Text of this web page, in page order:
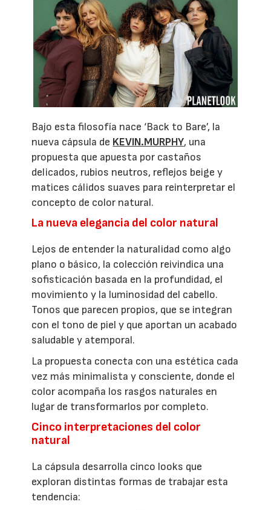
Bajo esta filosofía nace ‘Back to Bare’, la
nueva cápsula de KEVIN.MURPHY, una
propuesta que apuesta por castaños
delicados, rubios neutros, reflejos beige y
matices cálidos suaves para reinterpretar el
concepto de color natural.
La nueva elegancia del color natural
Lejos de entender la naturalidad como algo
plano o básico, la colección reivindica una
sofisticación basada en la profundidad, el
movimiento y la luminosidad del cabello.
Tonos que parecen propios, que se integran
con el tono de piel y que aportan un acabado
saludable y atemporal.
La propuesta conecta con una estética cada
vez más minimalista y consciente, donde el
color acompaña los rasgos naturales en
lugar de transformarlos por completo.
Cinco interpretaciones del color
natural
La cápsula desarrolla cinco looks que
exploran distintas formas de trabajar esta
tendencia: